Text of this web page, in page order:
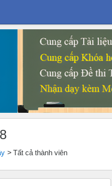
Tất cả thành viên